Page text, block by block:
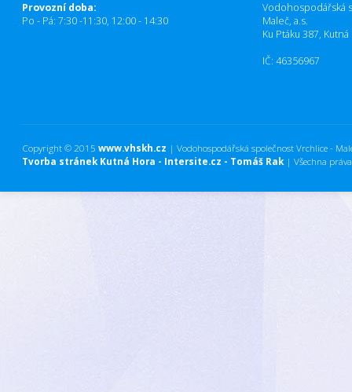
Provozní doba:
Po - Pá: 7:30 -11:30, 12:00 - 14:30
Vodohospodářská
Maleč, a.s.
Ku Ptáku 387,
IČ: 46356967
Copyright © 2015 www.vhskh.cz | Vodohospodářská společnost Vrchlice -
Tvorba stránek Kutná Hora - Intersite.cz - Tomáš Rak | Všechna